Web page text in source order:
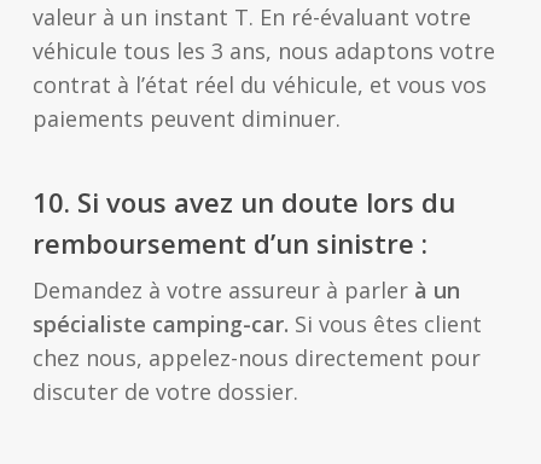
valeur à un instant T. En ré-évaluant votre
véhicule tous les 3 ans, nous adaptons votre
contrat à l’état réel du véhicule, et vous vos
paiements peuvent diminuer.
10. Si vous avez un doute lors du
remboursement d’un sinistre :
Demandez à votre assureur à parler à un
spécialiste camping-car. Si vous êtes client
chez nous, appelez-nous directement pour
discuter de votre dossier.